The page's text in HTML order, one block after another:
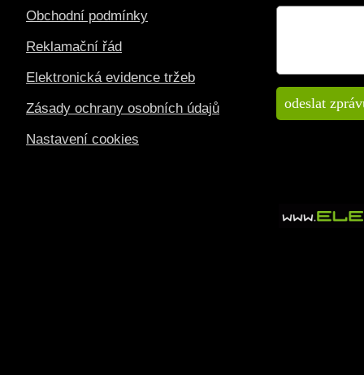
Obchodní podmínky
Reklamační řád
Elektronická evidence tržeb
Zásady ochrany osobních údajů
Nastavení cookies